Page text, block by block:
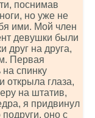
поснимав
но уже не
ими. Мой член
девушки были
друг на друга,
Первая
на спинку
открыла глаза,
на штатив,
я придвинул
оно с